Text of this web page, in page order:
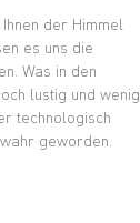
der Himmel
es uns die
Was in den
lustig und wenig
technologisch
geworden.